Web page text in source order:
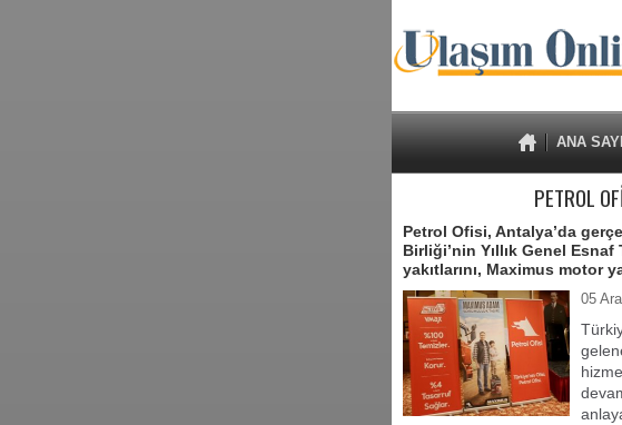
ANA
PETROL
Petrol Ofisi, Antalya’da
Birliği’nin Yıllık Genel
yakıtlarını, Maximus motor
05